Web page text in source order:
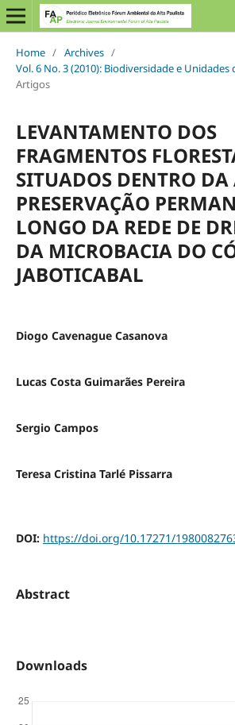
Home / Archives /
Vol. 6 No. 3 (2010): Biodiversidade e Unidades
Artigos
LEVANTAMENTO DOS
FRAGMENTOS
SITUADOS DENTRO DA
PRESERVAÇÃO
LONGO DA REDE DE
DA MICROBACIA DO
JABOTICABAL
Diogo Cavenague Casanova
Lucas Costa Guimarães Pereira
Sergio Campos
Teresa Cristina Tarlé Pissarra
DOI: https://doi.org/10.17271/
Abstract
Downloads